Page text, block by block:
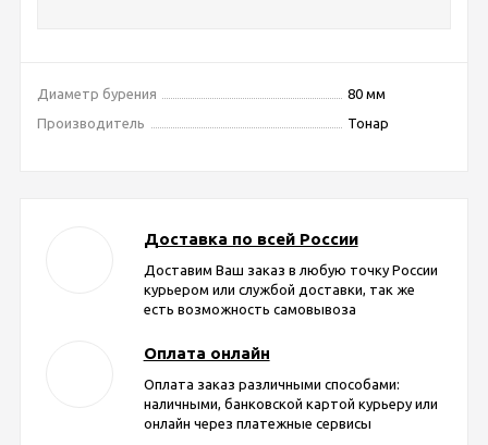
Диаметр бурения
80 мм
Производитель
Тонар
Доставка по всей России
Доставим Ваш заказ в любую точку России
курьером или службой доставки, так же
есть возможность самовывоза
Оплата онлайн
Оплата заказ различными способами:
наличными, банковской картой курьеру или
онлайн через платежные сервисы